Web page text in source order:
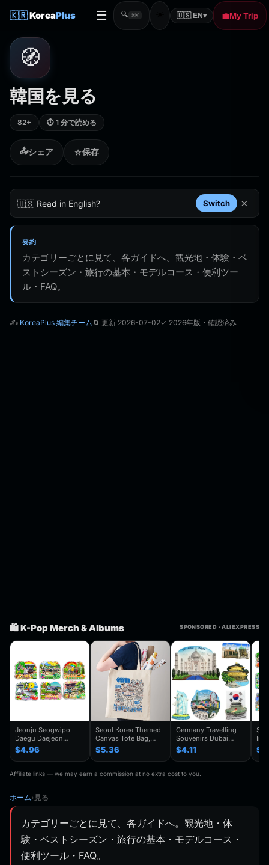
🇰🇷KoreaPlus ☰ 🔍 ⌘K 🇺🇸 EN▾ 💼My Trip
🧭
韓国を見る
82+ ⏱ 1 分で読める
📤シェア ☆保存
🇺🇸 Read in English? Switch ×
要約
カテゴリーごとに見て、各ガイドへ。観光地・体験・ベ
ストシーズン・旅行の基本・モデルコース・便利ツー
ル・FAQ。
✍️ KoreaPlus 編集チーム🔄 更新 2026-07-02✓ 2026年版・確認済み
🛍️ K-Pop Merch & Albums SPONSORED · ALIEXPRESS
Jeonju Seogwipo
Daegu Daejeon
Chuncheon Andong
South Korea Fridge
Magnet Travel
Souvenir Gift
$4.96
Seoul Korea Themed
Canvas Tote Bag,
Seoul Souvenir Gift,
Seoul City Shoulder
Bag For
Traveler,Trendy
$5.36
Germany Travelling
Souvenirs Dubai
Kuwait Fridge
Stickers Japan
Shanghai Korea
Finland Mauritius
$4.11
Affiliate links — we may earn a commission at no extra cost to you.
ホーム› 見る
カテゴリーごとに見て、各ガイドへ。観光地・体
験・ベストシーズン・旅行の基本・モデルコース・
便利ツール・FAQ。